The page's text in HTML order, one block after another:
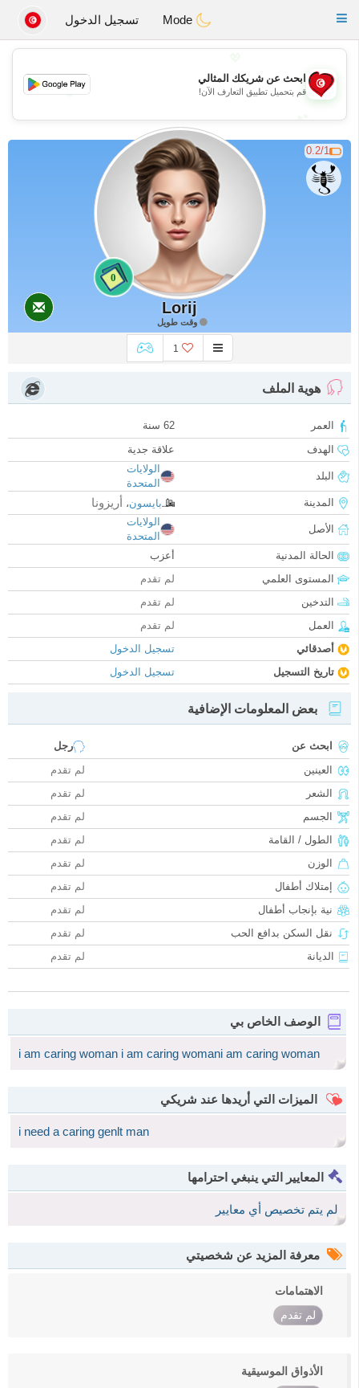
Tunisia Dating
Toggle
تسجيل الدخول
💖
💕
ابحث عن شريكك المثالي
قم بتحميل تطبيق التعارف الآن!
0.2/1
0
Lorij
وقت طويل
1
هوية الملف
العمر
62 سنة
الهدف
علاقة جدية
البلد
الولايات
المتحدة
المدينة
بايسون، أريزونا
الأصل
الولايات
المتحدة
الحالة المدنية
أعزب
المستوى العلمي
لم تقدم
التدخين
لم تقدم
العمل
لم تقدم
أصدقائي
تسجيل الدخول
تاريخ التسجيل
تسجيل الدخول
بعض المعلومات الإضافية
ابحث عن
رجل
العينين
لم تقدم
الشعر
لم تقدم
الجسم
لم تقدم
الطول / القامة
لم تقدم
الوزن
لم تقدم
إمتلاك أطفال
لم تقدم
نية بإنجاب أطفال
لم تقدم
نقل السكن بدافع الحب
لم تقدم
الديانة
لم تقدم
الوصف الخاص بي
i am caring woman i am caring womani am caring woman
الميزات التي أريدها عند شريكي
i need a caring genlt man
المعايير التي ينبغي احترامها
لم يتم تخصيص أي معايير
معرفة المزيد عن شخصيتي
الاهتمامات
لم تقدم
الأذواق الموسيقية